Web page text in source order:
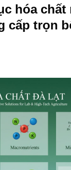
hóa
cấp trọn